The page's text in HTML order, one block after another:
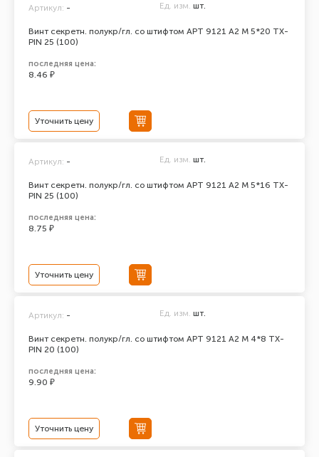
Винт секретн. полукр/гл. со штифтом АРТ 9121 А2 M 5*20 TX-
PIN 25 (100)
Артикул: - Ед. изм. шт.
последняя цена:
8.46 ₽
Уточнить цену
Винт секретн. полукр/гл. со штифтом АРТ 9121 А2 M 5*16 TX-
PIN 25 (100)
Артикул: - Ед. изм. шт.
последняя цена:
8.75 ₽
Уточнить цену
Винт секретн. полукр/гл. со штифтом АРТ 9121 А2 M 4*8 TX-
PIN 20 (100)
Артикул: - Ед. изм. шт.
последняя цена:
9.90 ₽
Уточнить цену